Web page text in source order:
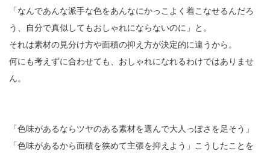
「なんであんな派手な色をあんなにかっこよく着こなせるんだろ
う、自分で真似してもおしゃれにならないのに」と。
それは素材の見分け方や面積の抑え方が決定的に違うから。
何にも考えずに合わせても、おしゃれになれるわけではありませ
ん。
「色味があるならツヤのある素材を選んで大人っぽさを足そう」
「色味があるから面積を狭めて主張を抑えよう」こうしたことを